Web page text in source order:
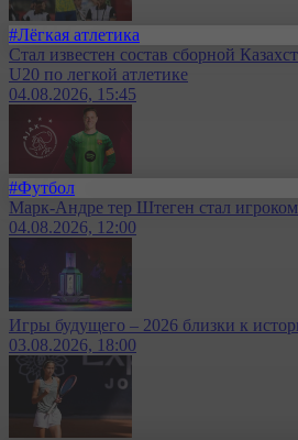
#Лёгкая атлетика
Стал известен состав сборной
U20 по легкой атлетике
04.08.2026, 15:45
#Футбол
Марк-Андре тер Штеген стал
04.08.2026, 12:00
Игры будущего – 2026 близки к
03.08.2026, 18:00